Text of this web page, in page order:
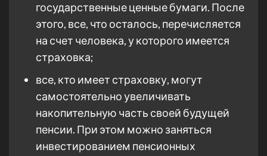
государственные ценные бумаги. После
этого, все, что осталось, перечисляется
на счет человека, у которого имеется
страховка;
все, кто имеет страховку, могут
самостоятельно увеличивать
накопительную часть своей будущей
пенсии. При этом можно заняться
инвестированием пенсионных